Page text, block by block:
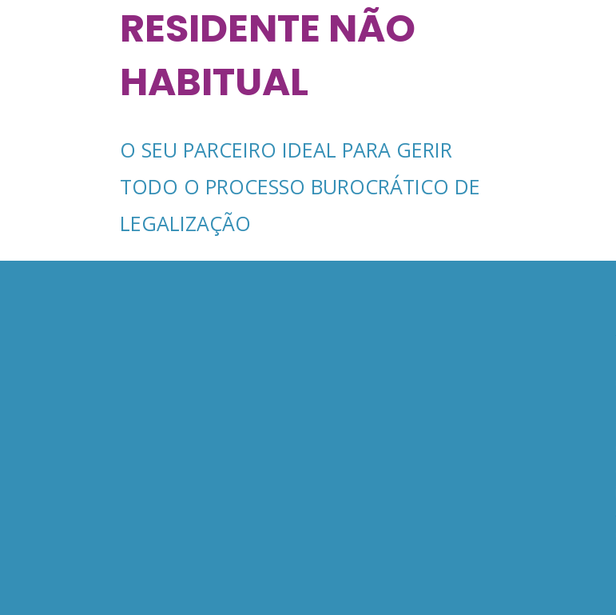
RESIDENTE NÃO
HABITUAL
O SEU PARCEIRO IDEAL PARA GERIR
TODO O PROCESSO BUROCRÁTICO DE
LEGALIZAÇÃO